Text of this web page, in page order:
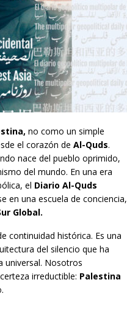
no como un simple
el corazón de Al-Quds.
nace del pueblo oprimido,
del mundo. En una era
el Diario Al-Quds
en una escuela de conciencia,
Global.
continuidad histórica. Es una
del silencio que ha
universal. Nosotros
irreductible: Palestina